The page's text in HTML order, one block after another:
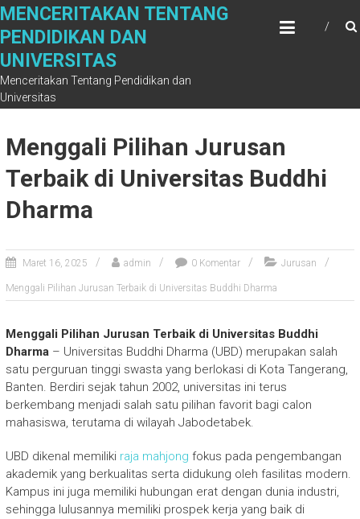
Skip
content
MENCERITAKAN TENTANG
PENDIDIKAN DAN
UNIVERSITAS
Menceritakan Tentang Pendidikan dan
Universitas
Menggali Pilihan Jurusan
Terbaik di Universitas Buddhi
Dharma
Maret 16, 2025 admin 0 Komentar Jurusan
Menggali Pilihan Jurusan Terbaik di Universitas Buddhi Dharma
Menggali Pilihan Jurusan Terbaik di Universitas Buddhi
Dharma– Universitas Buddhi Dharma (UBD) merupakan salah
satu perguruan tinggi swasta yang berlokasi di Kota Tangerang,
Banten. Berdiri sejak tahun 2002, universitas ini terus
berkembang menjadi salah satu pilihan favorit bagi calon
mahasiswa, terutama di wilayah Jabodetabek.
UBD dikenal memiliki raja mahjong fokus pada pengembangan
akademik yang berkualitas serta didukung oleh fasilitas modern.
Kampus ini juga memiliki hubungan erat dengan dunia industri,
sehingga lulusannya memiliki prospek kerja yang baik di